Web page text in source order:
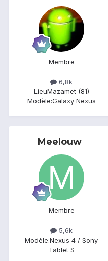
Membre
6,8k
LieuMazamet (81)
Modèle:Galaxy Nexus
Meelouw
Membre
5,6k
Modèle:Nexus 4 / Sony
Tablet S